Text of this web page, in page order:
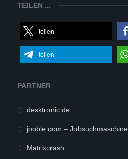
TEILEN ...
teilen
teilen
PARTNER
desktronic.de
jooble.com – Jobsuchmaschine
Matrixcrash